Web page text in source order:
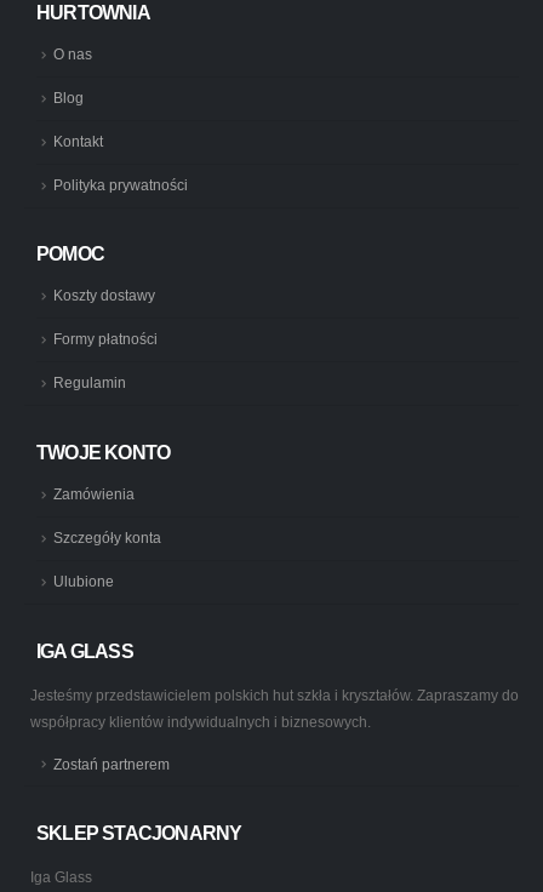
HURTOWNIA
O nas
Blog
Kontakt
Polityka prywatności
POMOC
Koszty dostawy
Formy płatności
Regulamin
TWOJE KONTO
Zamówienia
Szczegóły konta
Ulubione
IGA GLASS
Jesteśmy przedstawicielem polskich hut szkła i kryształów. Zapraszamy do
współpracy klientów indywidualnych i biznesowych.
Zostań partnerem
SKLEP STACJONARNY
Iga Glass